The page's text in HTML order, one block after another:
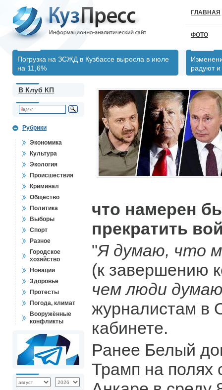
ГЛАВНАЯ
ФОТО
Погрузка на ЗСЖД в Кузбассе выросла в июле
на 11,6%
радуют и
В Клуб КП
Рубрики
Экономика
Культура
Экология
Происшествия
Криминал
Общество
Политика
Выборы
Спорт
Разное
Городское
хозяйство
Новации
Здоровье
Протесты
Погода, климат
Вооружённые
конфликты
что намерен
прекратить
"Я думаю, что
(к завершению
чем люди
журналистам в
кабинете.
Ранее Белый
Трамп на